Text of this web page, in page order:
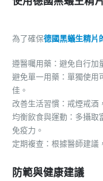
為了確保德國黑蟻生精片
遵醫囑用藥：避免自行加
避免單一用藥：單獨使用
佳。
改善生活習慣：戒煙戒酒
均衡飲食與運動：多攝取
免疫力。
定期複查：根據醫師建議
防範與健康建議